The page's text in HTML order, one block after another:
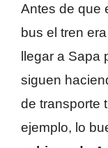
Antes de que
bus el tren
llegar a Sapa
siguen
de transporte
ejemplo, lo